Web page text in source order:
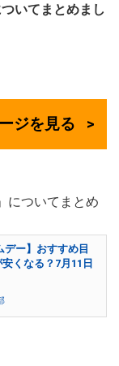
いてまとめまし
ジを見る
についてまとめ
デー】おすすめ目
くなる？7月11日